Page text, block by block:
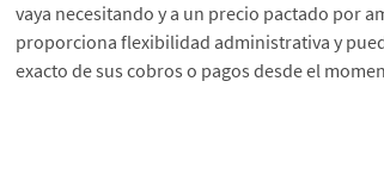
vaya necesitando y a un precio pactado por
proporciona flexibilidad administrativa y
exacto de sus cobros o pagos desde el